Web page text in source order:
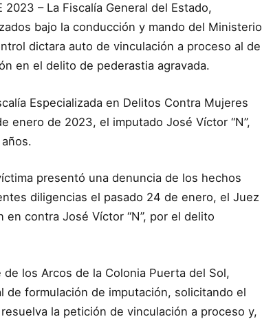
2023 – La Fiscalía General del Estado,
bajo la conducción y mando del Ministerio
dictara auto de vinculación a proceso al de
en el delito de pederastia agravada.
Especializada en Delitos Contra Mujeres
enero de 2023, el imputado José Víctor “N”,
presentó una denuncia de los hechos
diligencias el pasado 24 de enero, el Juez
contra José Víctor “N”, por el delito
los Arcos de la Colonia Puerta del Sol,
de formulación de imputación, solicitando el
la petición de vinculación a proceso y,